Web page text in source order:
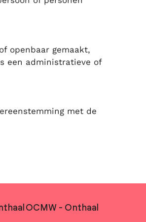
openbaar gemaakt,
een administratieve of
met de
OCMW - Onthaal